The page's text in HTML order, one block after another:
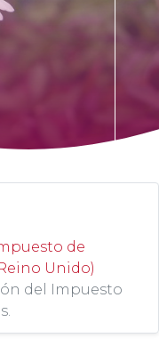
de
Unido)
del Impuesto